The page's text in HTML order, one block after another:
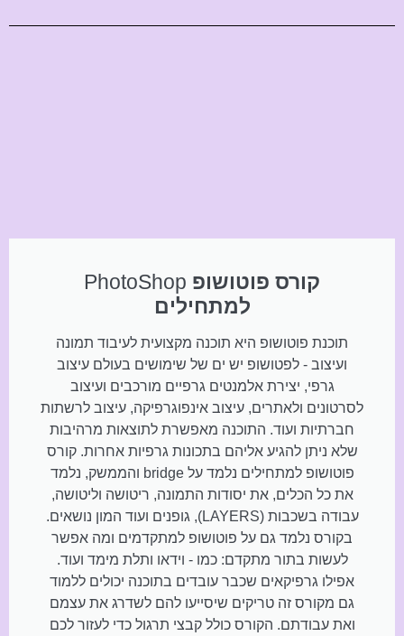
קורס פוטושופ PhotoShop
למתחילים
תוכנת פוטושופ היא תוכנה מקצועית לעיבוד תמונה
ועיצוב - לפטושופ יש ים של שימושים בעולם עיצוב
גרפי, יצירת אלמנטים גרפיים מורכבים ועיצוב
לסרטונים ולאתרים, עיצוב אינפוגרפיקה, עיצוב לרשתות
חברתיות ועוד. התוכנה מאפשרת לתוצאות מרהיבות
שלא ניתן להגיע אליהם בתכונות גרפיות אחרות. קורס
פוטושופ למתחילים נלמד על bridge והממשק, נלמד
את כל הכלים, את יסודות התמונה, ריטושה וליטושה,
עבודה בשכבות (LAYERS), גופנים ועוד המון נושאים.
בקורס נלמד גם על פוטושופ למתקדמים ומה אפשר
לעשות בתור מתקדם: כמו - וידאו ותלת מימד ועוד.
אפילו גרפיקאים שכבר עובדים בתוכנה יכולים ללמוד
גם מקורס זה טריקים שיסייעו להם לשדרג את עצמם
ואת עבודתם. הקורס כולל קבצי תרגול כדי לעזור לכם